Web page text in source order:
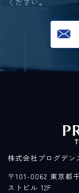
株式会社プログデ
〒101-0062 東京都
ストビル 12F